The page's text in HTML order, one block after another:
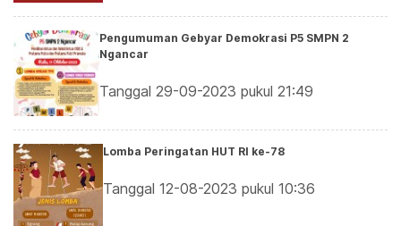
Pengumuman Gebyar Demokrasi P5 SMPN 2
Ngancar
Tanggal 29-09-2023 pukul 21:49
Lomba Peringatan HUT RI ke-78
Tanggal 12-08-2023 pukul 10:36